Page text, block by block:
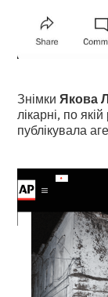
ЗнімкиЯкова
лікарні, по
публікувала